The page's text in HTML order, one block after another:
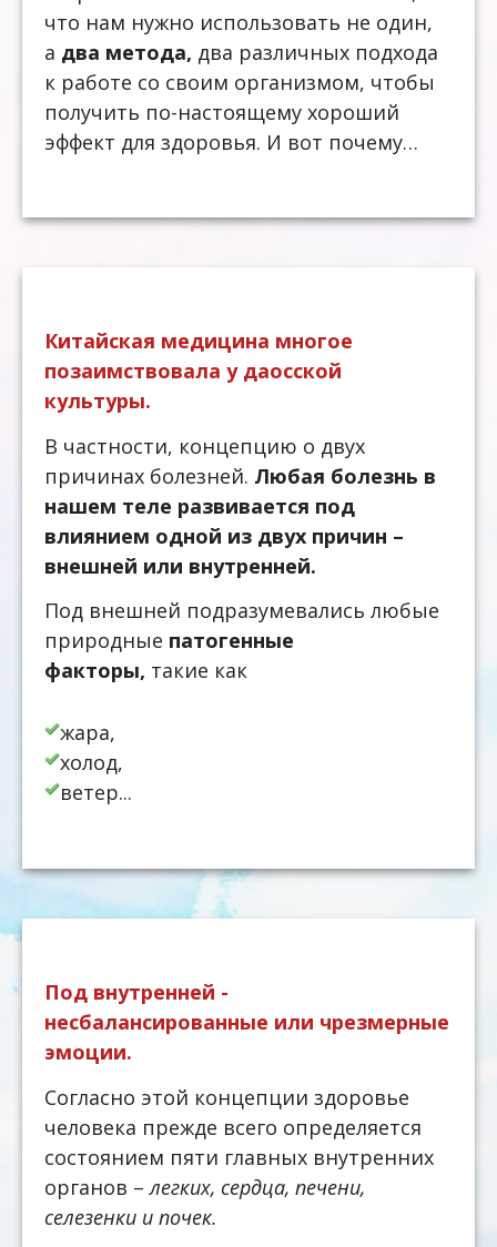
что нам нужно использовать не один,
а два метода, два различных подхода
к работе со своим организмом, чтобы
получить по-настоящему хороший
эффект для здоровья. И вот почему…
Китайская медицина многое
позаимствовала у даосской
культуры.
В частности, концепцию о двух
причинах болезней. Любая болезнь в
нашем теле развивается под
влиянием одной из двух причин –
внешней или внутренней.
Под внешней подразумевались любые
природные патогенные
факторы, такие как
жара,
холод,
ветер...
Под внутренней -
несбалансированные или чрезмерные
эмоции.
Согласно этой концепции здоровье
человека прежде всего определяется
состоянием пяти главных внутренних
органов –легких, сердца, печени,
селезенки и почек.